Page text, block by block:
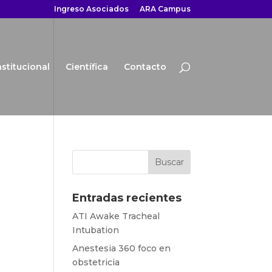
Ingreso Asociados ARA Campus
Científica Contacto
Entradas recientes
ATI Awake Tracheal
Intubation
Anestesia 360 foco en
obstetricia